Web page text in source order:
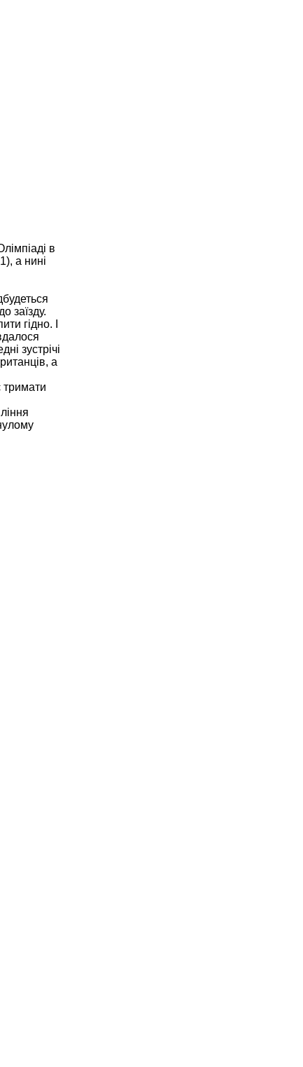
в
а нині
заїзду.
гідно. І
зустрічі
а
тримати